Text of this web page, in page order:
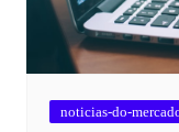
noticias-do-